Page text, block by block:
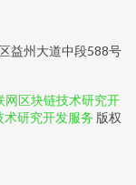
益州大道中段588号
网区块链技术研究开
研究开发服务 版权